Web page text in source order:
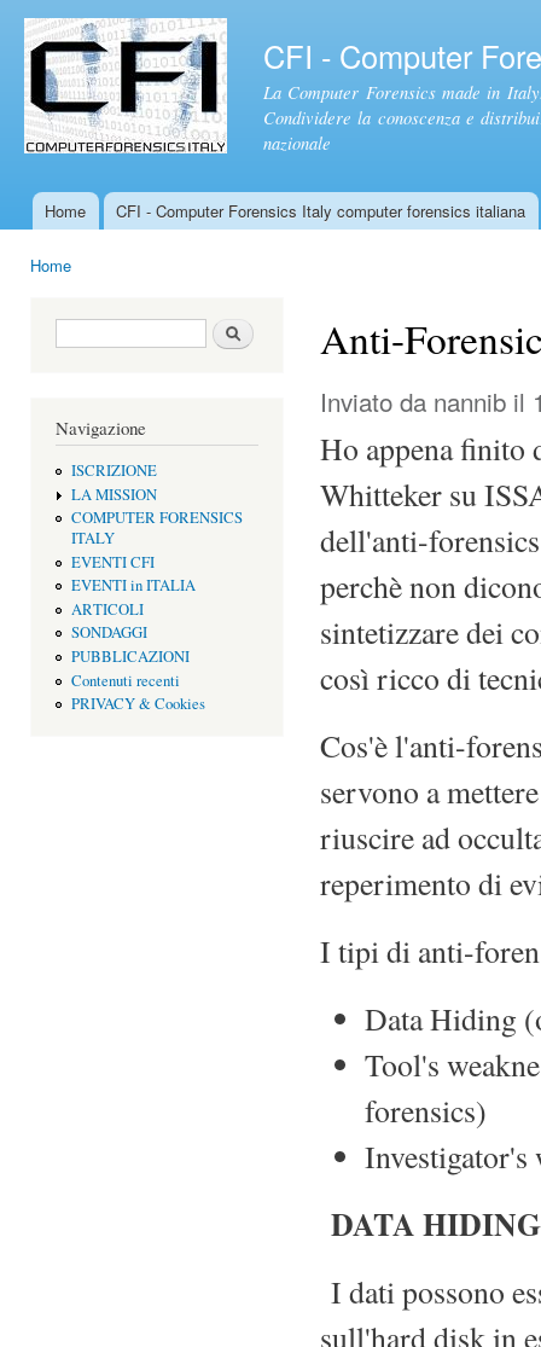
CFI - Computer
La Computer Forensics made in
Condividere la conoscenza e
nazionale
Menu principale
Home CFI - Computer Forensics Italy computer forensics italiana
Home
Form di ricerca Cerca
Navigazione
ISCRIZIONE
LA MISSION
COMPUTER FORENSICS
ITALY
EVENTI CFI
EVENTI in ITALIA
ARTICOLI
SONDAGGI
PUBBLICAZIONI
Contenuti recenti
PRIVACY & Cookies
Anti-
Inviato da nannib il
Ho appena finito
Whitteker su
dell'anti-
perchè non
sintetizzare dei
così ricco di
Cos'è l'anti-
servono a
riuscire ad
reperimento di
I tipi di anti-
Data Hiding
Tool's
forensics)
Investigator's
DATA HIDING
I dati possono
sull'hard disk in